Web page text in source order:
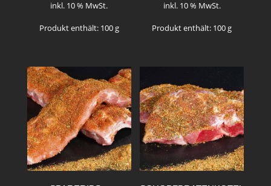
inkl. 10 % MwSt.
Produkt enthält: 100g
inkl. 10 % MwSt.
Produkt enthält: 100g